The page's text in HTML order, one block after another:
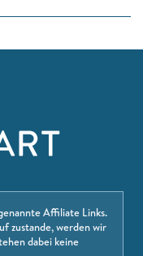
Affiliate Links.
zustande, werden wir
dabei keine